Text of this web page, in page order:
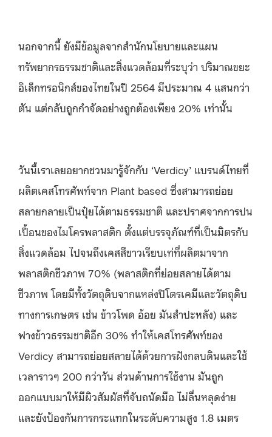
นอกจากนี้ ยังมีข้อมูลจากสำนักนโยบายและแผน
ทรัพยากรธรรมชาติและสิ่งแวดล้อมที่ระบุว่า ปริมาณขยะ
อิเล็กทรอนิกส์ของไทยในปี 2564 มีประมาณ 4 แสนกว่า
ตัน แต่กลับถูกกำจัดอย่างถูกต้องเพียง 20% เท่านั้น
วันนี้เราเลยอยากชวนมารู้จักกับ ‘Verdicy’ แบรนด์ไทยที่
ผลิตเคสโทรศัพท์จาก Plant based ซึ่งสามารถย่อย
สลายกลายเป็นปุ๋ยได้ตามธรรมชาติ และปราศจากการปน
เปื้อนของไมโครพลาสติก ตั้งแต่บรรจุภัณฑ์ที่เป็นมิตรกับ
สิ่งแวดล้อม ไปจนถึงเคสสีขาวเรียบเท่ที่ผลิตมาจาก
พลาสติกชีวภาพ 70% (พลาสติกที่ย่อยสลายได้ตาม
ชีวภาพ โดยมีทั้งวัตถุดิบจากแหล่งปิโตรเคมีและวัตถุดิบ
ทางการเกษตร เช่น ข้าวโพด อ้อย มันสำปะหลัง) และ
ฟางข้าวธรรมชาติอีก 30% ทำให้เคสโทรศัพท์ของ
Verdicy สามารถย่อยสลายได้ด้วยการฝังกลบดินและใช้
เวลาราวๆ 200 กว่าวัน ส่วนด้านการใช้งาน มันถูก
ออกแบบมาให้มีผิวสัมผัสที่จับถนัดมือ ไม่ลื่นหลุดง่าย
และยังป้องกันการกระแทกในระดับความสูง 1.8 เมตร